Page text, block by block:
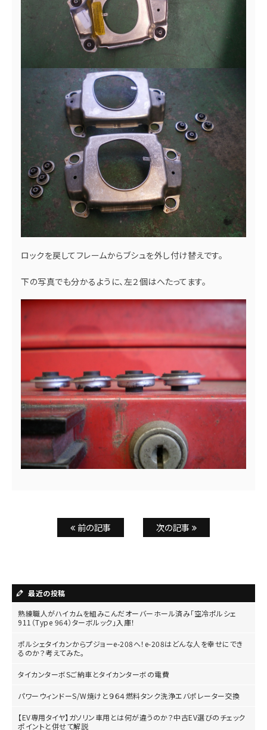
ロックを戻してフレームからブシュを外し付け替えです。
下の写真でも分かるように、左２個はへたってます。
前の記事 次の記事
最近の投稿
熟練職人がハイカムを組みこんだオーバーホール済み「空冷ポルシェ
911（Type 964）ターボルック」入庫！
ポルシェタイカンからプジョーe-208へ！e-208はどんな人を幸せにでき
るのか？考えてみた。
タイカンターボSご納車とタイカンターボの電費
パワーウィンドーS/W焼けと９６４燃料タンク洗浄エバポレーター交換
【EV専用タイヤ】ガソリン車用とは何が違うのか？中古EV選びのチェック
ポイントと併せて解説